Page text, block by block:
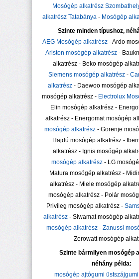
Mosógép alkatrész
alkatrész Tatabánya- Mosógép
Szinte minden típushoz,
AEG Mosógép alkatrész- Ardo
Ariston mosógép alkatrész -
alkatrész - Beko mosógép
Siemens mosógép alkatrész -
alkatrész- Daewoo mosógép
mosógép alkatrész - Electrolux
Elin mosógép alkatrész -
alkatrész - Energomat mosógép
mosógép alkatrész - Gorenje
Hajdú mosógép alkatrész -
alkatrész - Ignis mosógép
mosógép alkatrész - LG
Matura mosógép alkatrész -
alkatrész - Miele mosógép
mosógép alkatrész - Polár
Privileg mosógép alkatrész -
alkatrész - Siwamat mosógép
mosógép alkatrész - Zanussi
Zerowatt mosógép
Szinte bármilyen mosógép
néhány példa:
mosógép ajtógumi üstszájgumi